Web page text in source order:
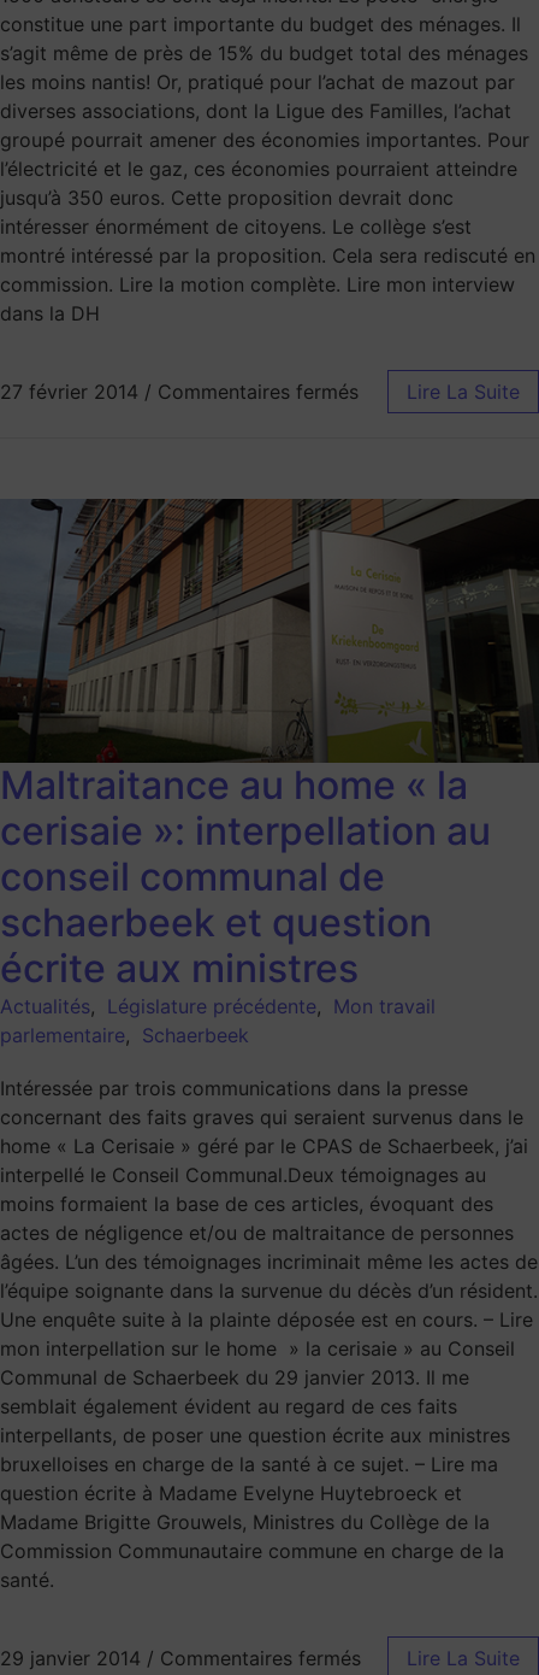
constitue une part importante du budget des ménages. Il
s’agit même de près de 15% du budget total des ménages
les moins nantis! Or, pratiqué pour l’achat de mazout par
diverses associations, dont la Ligue des Familles, l’achat
groupé pourrait amener des économies importantes. Pour
l’électricité et le gaz, ces économies pourraient atteindre
jusqu’à 350 euros. Cette proposition devrait donc
intéresser énormément de citoyens. Le collège s’est
montré intéressé par la proposition. Cela sera rediscuté en
commission. Lire la motion complète. Lire mon interview
dans la DH
27 février 2014 / Commentaires fermés Lire La Suite
Maltraitance au home « la
cerisaie »: interpellation au
conseil communal de
schaerbeek et question
écrite aux ministres
Actualités, Législature précédente, Mon travail
parlementaire, Schaerbeek
Intéressée par trois communications dans la presse
concernant des faits graves qui seraient survenus dans le
home « La Cerisaie » géré par le CPAS de Schaerbeek, j’ai
interpellé le Conseil Communal.Deux témoignages au
moins formaient la base de ces articles, évoquant des
actes de négligence et/ou de maltraitance de personnes
âgées. L’un des témoignages incriminait même les actes de
l’équipe soignante dans la survenue du décès d’un résident.
Une enquête suite à la plainte déposée est en cours. – Lire
mon interpellation sur le home » la cerisaie » au Conseil
Communal de Schaerbeek du 29 janvier 2013. Il me
semblait également évident au regard de ces faits
interpellants, de poser une question écrite aux ministres
bruxelloises en charge de la santé à ce sujet. – Lire ma
question écrite à Madame Evelyne Huytebroeck et
Madame Brigitte Grouwels, Ministres du Collège de la
Commission Communautaire commune en charge de la
santé.
29 janvier 2014 / Commentaires fermés Lire La Suite